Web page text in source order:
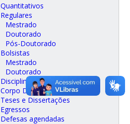
Quantitativos
Regulares
Mestrado
Doutorado
Pós-Doutorado
Bolsistas
Mestrado
Doutorado
Disciplinas Oferecidas
Corpo Docente
Teses e Dissertações
Egressos
Defesas agendadas